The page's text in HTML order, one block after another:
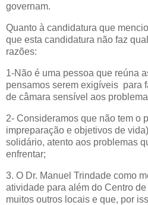
governam.
Quanto à candidatura que
que esta candidatura não faz
razões:
1-Não é uma pessoa que reúna
pensamos serem exigíveis para
de câmara sensível aos
2- Consideramos que não tem o
impreparação e objetivos de
solidário, atento aos problemas
enfrentar;
3. O Dr. Manuel Trindade como
atividade para além do Centro
muitos outros locais e que, por